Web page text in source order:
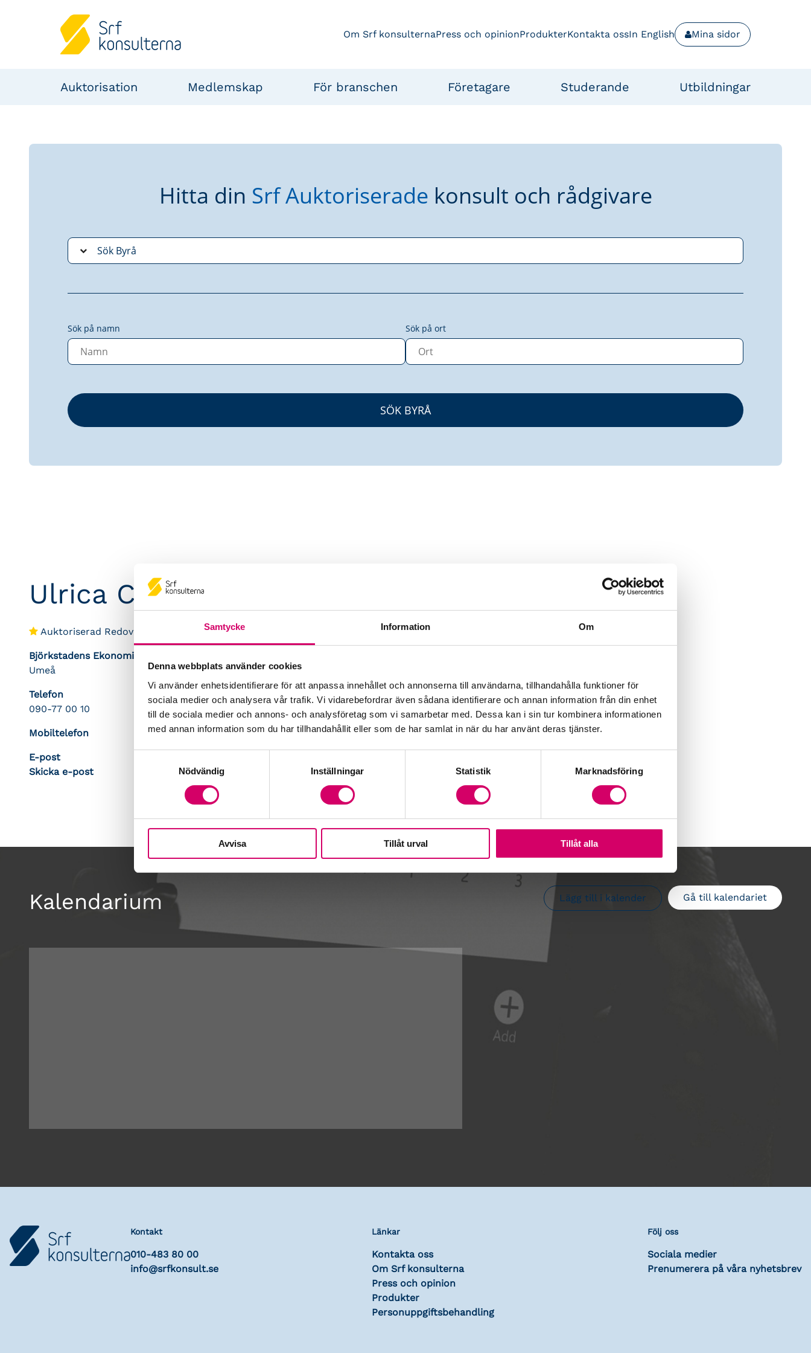
Samtycke Information Om
Denna webbplats använder cookies
Vi använder enhetsidentifierare för att anpassa innehållet och annonserna till användarna, tillhandahålla funktioner för
sociala medier och analysera vår trafik. Vi vidarebefordrar även sådana identifierare och annan information från din enhet
till de sociala medier och annons- och analysföretag som vi samarbetar med. Dessa kan i sin tur kombinera informationen
med annan information som du har tillhandahållit eller som de har samlat in när du har använt deras tjänster.
Nödvändig
Inställningar Statistik Marknadsföring
Avvisa Tillåt urval Tillåt alla
Om Srf konsulternaPress och opinionProdukterKontakta ossIn English Mina sidor
Auktorisation Medlemskap För branschen Företagare Studerande Utbildningar
Hitta din Srf Auktoriserade konsult och rådgivare
Sök på namn Sök på ort
Ulrica Conradzon
Auktoriserad Redovisningskonsult
Björkstadens Ekonomibyrå AB
Umeå
Telefon
090-77 00 10
Mobiltelefon
E-post
Skicka e-post
Kalendarium Gå till kalendariet
Lägg till i kalender
Kontakt
010-483 80 00
info@srfkonsult.se
Länkar
Kontakta oss
Om Srf konsulterna
Press och opinion
Produkter
Personuppgiftsbehandling
Följ oss
Sociala medier
Prenumerera på våra nyhetsbrev